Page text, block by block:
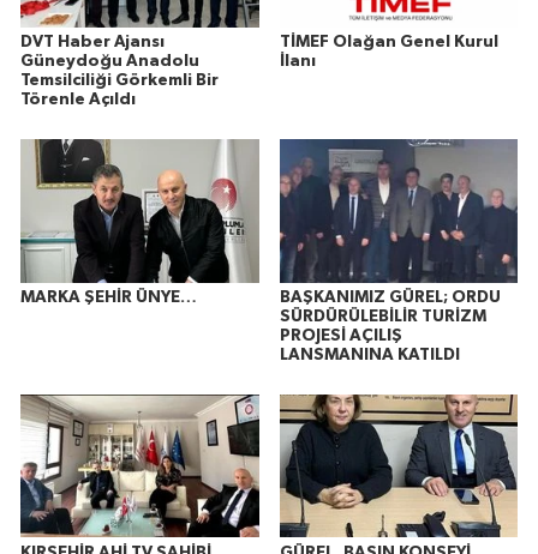
DVT Haber Ajansı
Güneydoğu Anadolu
Temsilciliği Görkemli Bir
Törenle Açıldı
TİMEF Olağan Genel Kurul
İlanı
MARKA ŞEHİR ÜNYE…
BAŞKANIMIZ GÜREL; ORDU
SÜRDÜRÜLEBİLİR TURİZM
PROJESİ AÇILIŞ
LANSMANINA KATILDI